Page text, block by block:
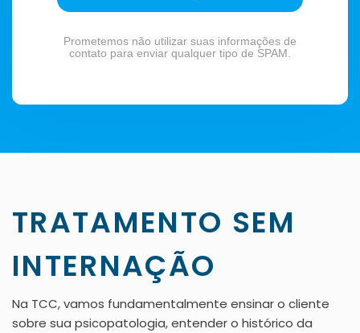
Prometemos não utilizar suas informações de
contato para enviar qualquer tipo de SPAM.
TRATAMENTO SEM
INTERNAÇÃO
Na TCC, vamos fundamentalmente ensinar o cliente
sobre sua psicopatologia, entender o histórico da